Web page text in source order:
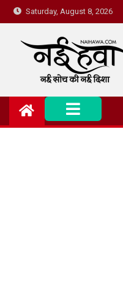
Saturday, August 8, 2026
Nai Hawa